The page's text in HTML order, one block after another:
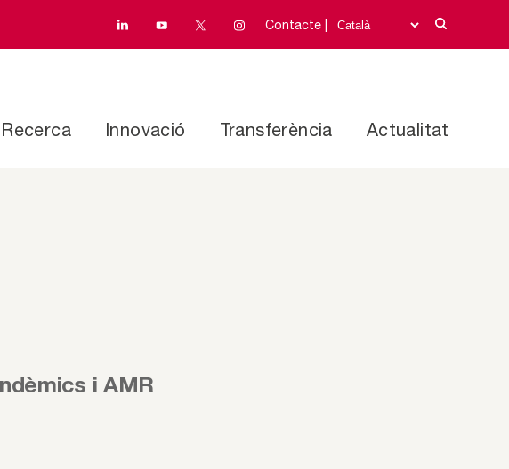
Contacte |
Recerca Innovació Transferència Actualitat
i AMR